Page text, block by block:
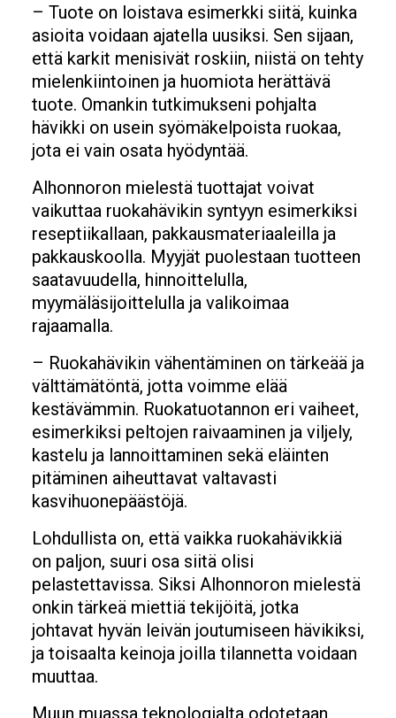
– Tuote on loistava esimerkki siitä, kuinka
asioita voidaan ajatella uusiksi. Sen sijaan,
että karkit menisivät roskiin, niistä on tehty
mielenkiintoinen ja huomiota herättävä
tuote. Omankin tutkimukseni pohjalta
hävikki on usein syömäkelpoista ruokaa,
jota ei vain osata hyödyntää.
Alhonnoron mielestä tuottajat voivat
vaikuttaa ruokahävikin syntyyn esimerkiksi
reseptiikallaan, pakkausmateriaaleilla ja
pakkauskoolla. Myyjät puolestaan tuotteen
saatavuudella, hinnoittelulla,
myymäläsijoittelulla ja valikoimaa
rajaamalla.
– Ruokahävikin vähentäminen on tärkeää ja
välttämätöntä, jotta voimme elää
kestävämmin. Ruokatuotannon eri vaiheet,
esimerkiksi peltojen raivaaminen ja viljely,
kastelu ja lannoittaminen sekä eläinten
pitäminen aiheuttavat valtavasti
kasvihuonepäästöjä.
Lohdullista on, että vaikka ruokahävikkiä
on paljon, suuri osa siitä olisi
pelastettavissa. Siksi Alhonnoron mielestä
onkin tärkeä miettiä tekijöitä, jotka
johtavat hyvän leivän joutumiseen hävikiksi,
ja toisaalta keinoja joilla tilannetta voidaan
muuttaa.
Muun muassa teknologialta odotetaan